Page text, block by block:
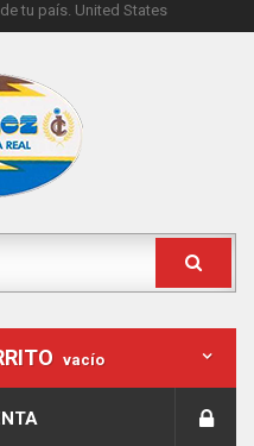
tu país. United States
vacío